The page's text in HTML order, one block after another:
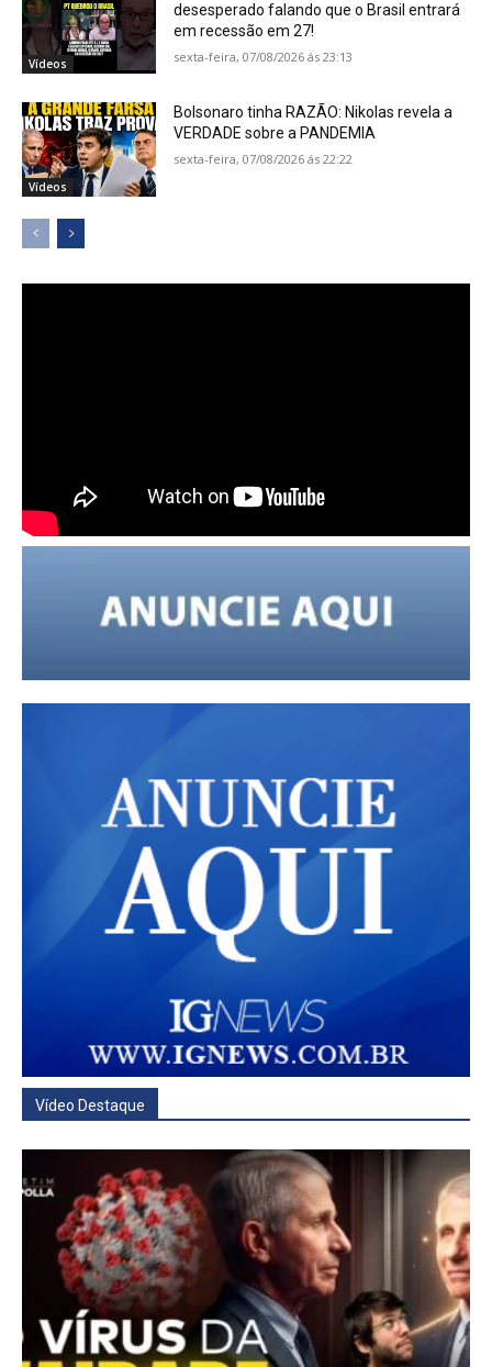
Vídeos
desesperado falando que o Brasil entrará
em recessão em 27!
sexta-feira, 07/08/2026 ás 23:13
Vídeos
Bolsonaro tinha RAZÃO: Nikolas revela a
VERDADE sobre a PANDEMIA
sexta-feira, 07/08/2026 ás 22:22
Vídeo Destaque